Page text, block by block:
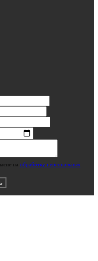
на обработку персональных